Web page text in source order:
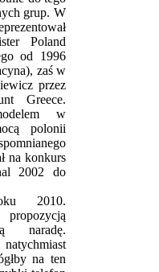
grup. W
Poland
od 1996
zaś w
przez
Greece.
w
polonii
na konkurs
2002 do
2010.
naradę.
na ten